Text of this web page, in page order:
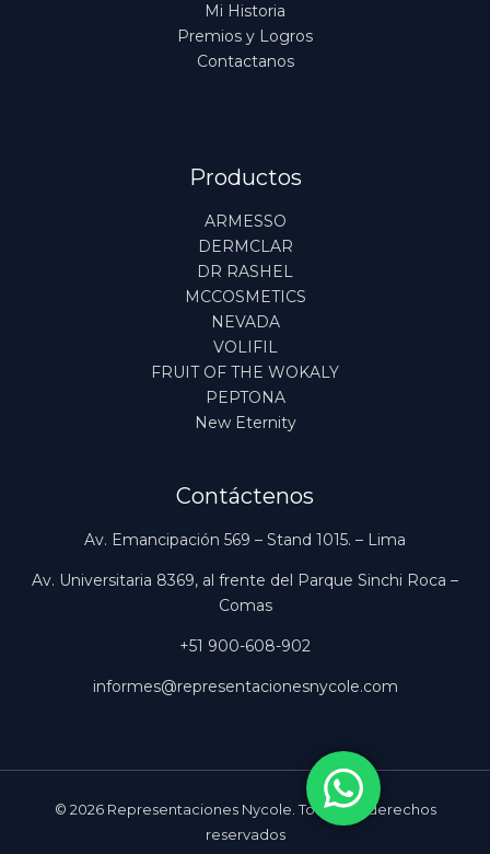
Mi Historia
Premios y Logros
Contactanos
Productos
ARMESSO
DERMCLAR
DR RASHEL
MCCOSMETICS
NEVADA
VOLIFIL
FRUIT OF THE WOKALY
PEPTONA
New Eternity
Contáctenos
Av. Emancipación 569 – Stand 1015. – Lima
Av. Universitaria 8369, al frente del Parque Sinchi Roca –
Comas
+51 900-608-902
informes@representacionesnycole.com
© 2026 Representaciones Nycole. Todos los derechos
reservados